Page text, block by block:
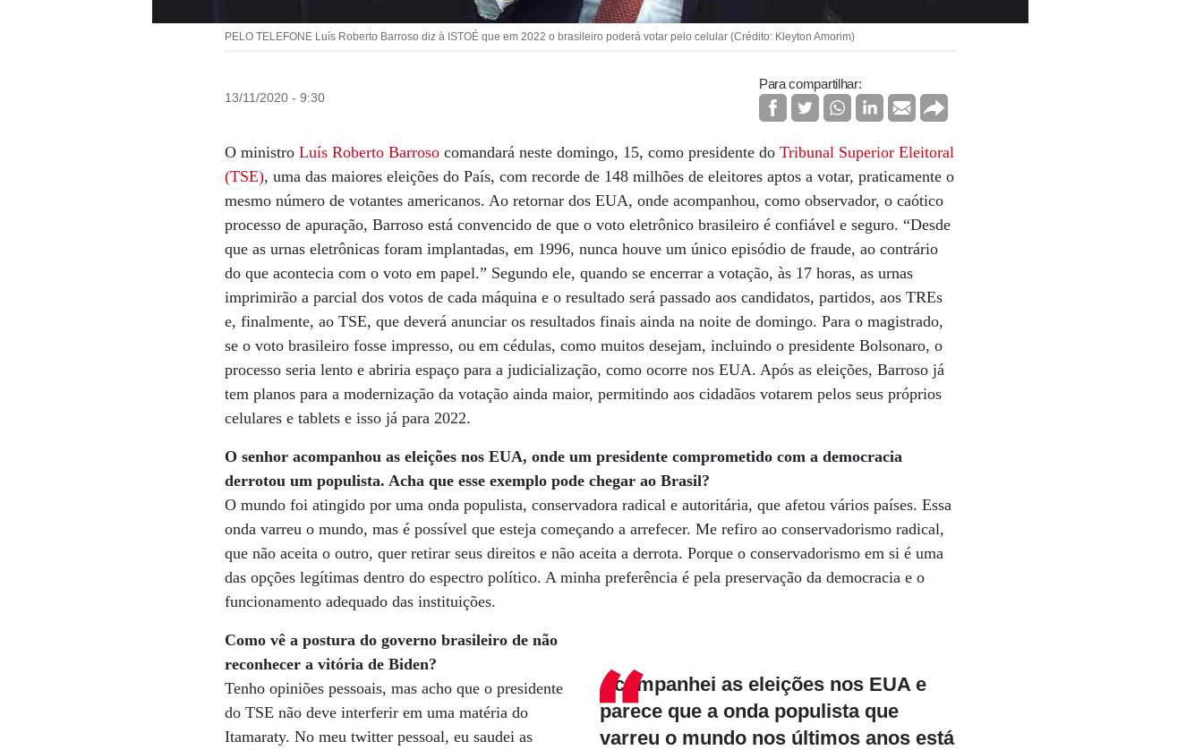
PELO TELEFONE Luís Roberto Barroso diz à ISTOÉ que em 2022 o brasileiro poderá votar pelo celular (Crédito: Kleyton Amorim)
13/11/2020 - 9:30
Para compartilhar:
O ministroLuís Roberto Barroso comandará neste domingo, 15, como presidente doTribunal Superior Eleitoral
(TSE), uma das maiores eleições do País, com recorde de 148 milhões de eleitores aptos a votar, praticamente o
mesmo número de votantes americanos. Ao retornar dos EUA, onde acompanhou, como observador, o caótico
processo de apuração, Barroso está convencido de que o voto eletrônico brasileiro é confiável e seguro. “Desde
que as urnas eletrônicas foram implantadas, em 1996, nunca houve um único episódio de fraude, ao contrário
do que acontecia com o voto em papel.” Segundo ele, quando se encerrar a votação, às 17 horas, as urnas
imprimirão a parcial dos votos de cada máquina e o resultado será passado aos candidatos, partidos, aos TREs
e, finalmente, ao TSE, que deverá anunciar os resultados finais ainda na noite de domingo. Para o magistrado,
se o voto brasileiro fosse impresso, ou em cédulas, como muitos desejam, incluindo o presidente Bolsonaro, o
processo seria lento e abriria espaço para a judicialização, como ocorre nos EUA. Após as eleições, Barroso já
tem planos para a modernização da votação ainda maior, permitindo aos cidadãos votarem pelos seus próprios
celulares e tablets e isso já para 2022.
O senhor acompanhou as eleições nos EUA, onde um presidente comprometido com a democracia
derrotou um populista. Acha que esse exemplo pode chegar ao Brasil?
O mundo foi atingido por uma onda populista, conservadora radical e autoritária, que afetou vários países. Essa
onda varreu o mundo, mas é possível que esteja começando a arrefecer. Me refiro ao conservadorismo radical,
que não aceita o outro, quer retirar seus direitos e não aceita a derrota. Porque o conservadorismo em si é uma
das opções legítimas dentro do espectro político. A minha preferência é pela preservação da democracia e o
funcionamento adequado das instituições.
Acompanhei as eleições nos EUA e
parece que a onda populista que
varreu o mundo nos últimos anos está
Como vê a postura do governo brasileiro de não
reconhecer a vitória de Biden?
Tenho opiniões pessoais, mas acho que o presidente
do TSE não deve interferir em uma matéria do
Itamaraty. No meu twitter pessoal, eu saudei as